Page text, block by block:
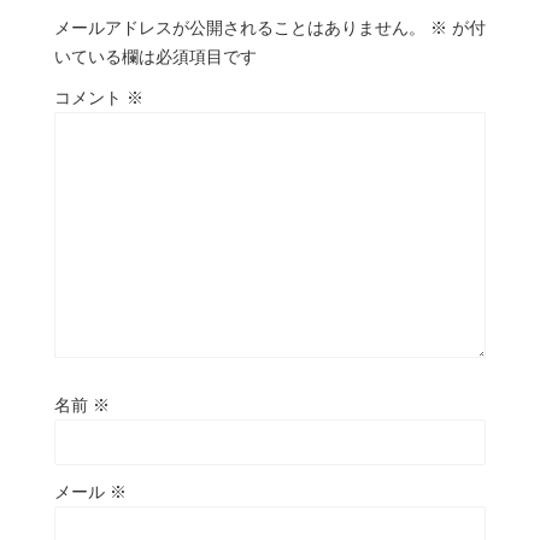
メールアドレスが公開されることはありません。 ※ が付
いている欄は必須項目です
コメント ※
名前 ※
メール ※